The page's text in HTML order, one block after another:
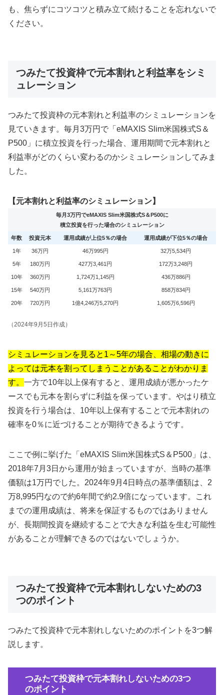
も、焦らずにコツコツと積み立て続けることを忘れないで
ください。
つみたて投資枠で元本割れと利益率をシミ
ュレーション
つみたて投資枠の元本割れと利益率のシミュレーションを
見ていきます。毎月3万円で「eMAXIS Slim米国株式S＆
P500」に積立投資を行った場合、運用期間で元本割れと
利益率がどのくらい変わるのかシミュレーションしてみま
した。
【元本割れと利益率のシミュレーション】
毎月3万円でeMAXIS Slim米国株式S＆P500に
積立投資を行った場合のシミュレーション
年数 投資元本 運用成績が上位5％の場合 運用成績が下位5％の場合
1年 36万円 46万995円 32万5,534円
5年 180万円 427万3,461円 172万3,248円
10年 360万円 1,724万1,145円 436万886円
15年 540万円 5,161万763円 858万834円
20年 720万円 1億4,246万5,270円 1,605万6,596円
（2024年9月5日作成）
シミュレーションを見ると1～5年の場合、相場の動きに
よっては元本を割ってしまうことがあることがわかりま
す。 一方で10年以上保有すると、運用成績が悪かったケ
ースでも元本を割らずに利益を保っています。やはり積立
投資を行う場合は、10年以上保有することで元本割れの
確率を0％に近づけることが期待できるようです。
ここで例に挙げた「eMAXIS Slim米国株式S＆P500」は、
2018年7月3日から運用が始まっていますが、当時の基準
価額は1万円でした。2024年9月4日時点の基準価額は、2
万8,995円なので約6年間で約2.9倍になっています。これ
までの運用成績は、将来を保証するものではありません
が、長期間投資を継続することで大きな利益を生む可能性
があることが理解できるのではないでしょうか。
つみたて投資枠で元本割れしないための3
つのポイント
つみたて投資枠で元本割れしないためのポイントを3つ解
説します。
つみたて投資枠で元本割れしないための3つ
のポイント